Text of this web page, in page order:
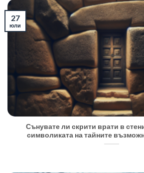
Сънувате ли скрити врати в
символиката на тайните
27
юли